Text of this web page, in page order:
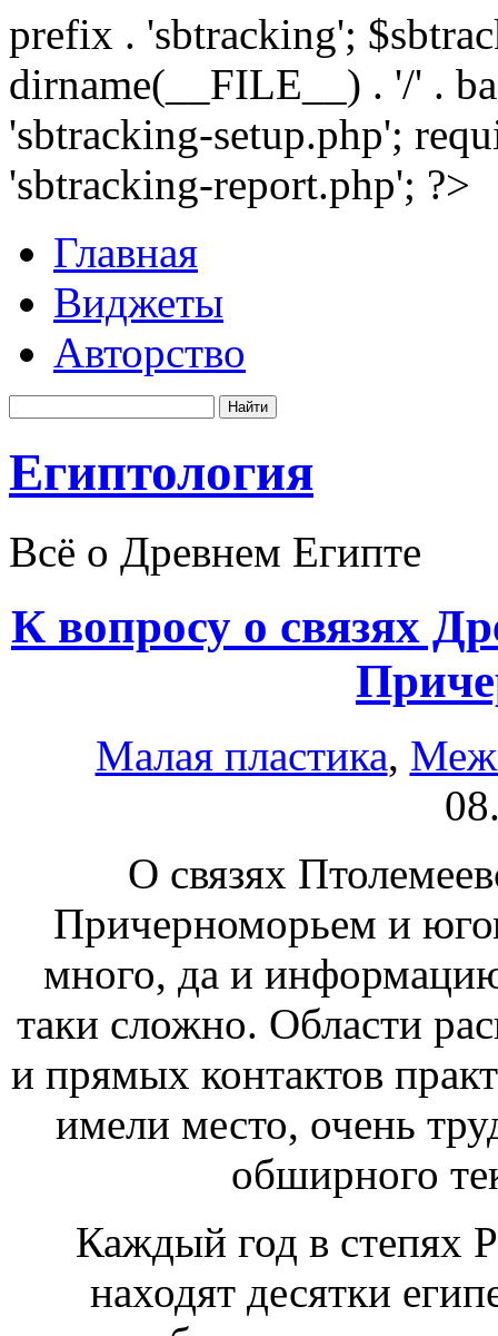
prefix . 'sbtracking';
dirname(__FILE__) . '/' .
'sbtracking-setup.php';
'sbtracking-report.php'; ?>
Главная
Виджеты
Авторство
Египтология
Всё о Древнем Египте
К вопросу о связях
Малая пластика,
О связях
Причерноморьем и
много, да и
таки сложно. Области
и прямых контактов
имели место, очень
обширного
Каждый год в степях
находят десятки